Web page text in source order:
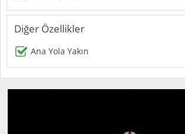
Diğer Özellikler
Ana Yola Yakın